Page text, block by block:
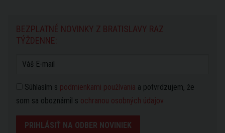
BEZPLATNÉ NOVINKY Z BRATISLAVY RAZ
TÝŽDENNE:
Súhlasím s podmienkami používania a potvrdzujem, že
som sa oboznámil s ochranou osobných údajov
PRIHLÁSIŤ NA ODBER NOVINIEK